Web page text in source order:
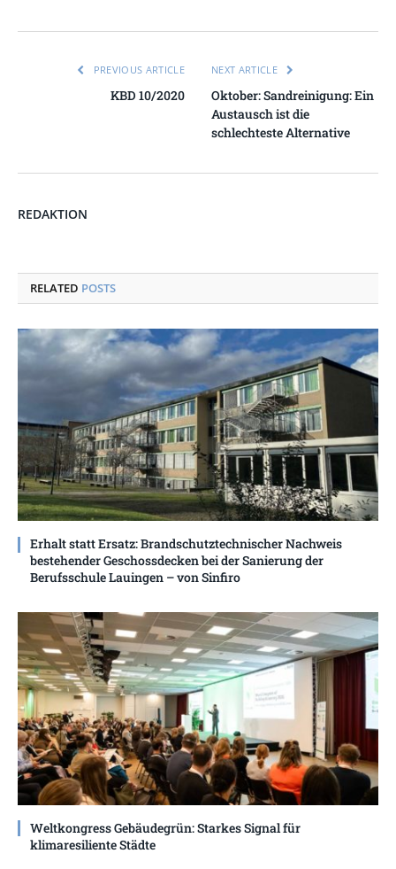
PREVIOUS ARTICLE
KBD 10/2020
NEXT ARTICLE
Oktober: Sandreinigung: Ein
Austausch ist die
schlechteste Alternative
REDAKTION
RELATED POSTS
Erhalt statt Ersatz: Brandschutztechnischer Nachweis
bestehender Geschossdecken bei der Sanierung der
Berufsschule Lauingen – von Sinfiro
Weltkongress Gebäudegrün: Starkes Signal für
klimaresiliente Städte